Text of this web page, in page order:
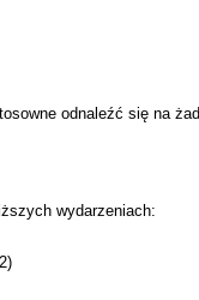
odnaleźć się na
wydarzeniach: